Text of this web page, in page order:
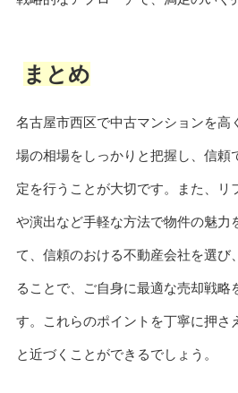
まとめ
名古屋市西区で中古マンションを高
場の相場をしっかりと把握し、信頼
定を行うことが大切です。また、リ
や演出など手軽な方法で物件の魅力
て、信頼のおける不動産会社を選び
ることで、ご自身に最適な売却戦略
す。これらのポイントを丁寧に押さ
と近づくことができるでしょう。